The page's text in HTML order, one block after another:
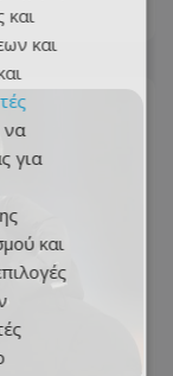
και
και
να
για
και